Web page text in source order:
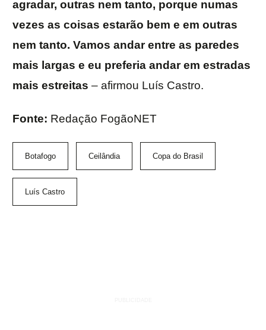
agradar, outras nem tanto, porque numas
vezes as coisas estarão bem e em outras
nem tanto. Vamos andar entre as paredes
mais largas e eu preferia andar em estradas
mais estreitas – afirmou Luís Castro.
Fonte: Redação FogãoNET
Botafogo Ceilândia Copa do Brasil
Luís Castro